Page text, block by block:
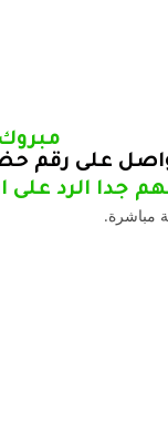
على رقم
جدا الرد على
مباشرة.